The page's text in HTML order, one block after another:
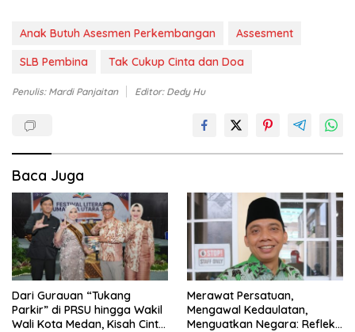
Anak Butuh Asesmen Perkembangan
Assesment
SLB Pembina
Tak Cukup Cinta dan Doa
Penulis: Mardi Panjaitan Editor: Dedy Hu
Baca Juga
Dari Gurauan “Tukang
Parkir” di PRSU hingga Wakil
Wali Kota Medan, Kisah Cinta
Merawat Persatuan,
Mengawal Kedaulatan,
Menguatkan Negara: Refleksi